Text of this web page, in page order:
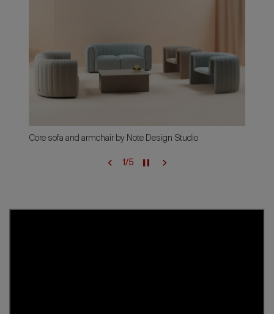
Core sofa and armchair by Note Design Studio
1/5